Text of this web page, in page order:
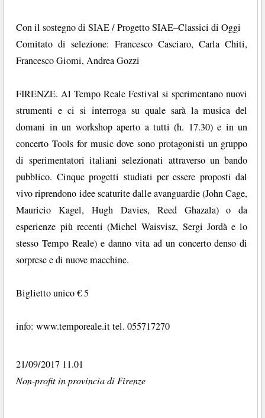
Con il sostegno di SIAE / Progetto SIAE–Classici di Oggi
Comitato di selezione: Francesco Casciaro, Carla Chiti,
Francesco Giomi, Andrea Gozzi
FIRENZE. Al Tempo Reale Festival si sperimentano nuovi
strumenti e ci si interroga su quale sarà la musica del
domani in un workshop aperto a tutti (h. 17.30) e in un
concerto Tools for music dove sono protagonisti un gruppo
di sperimentatori italiani selezionati attraverso un bando
pubblico. Cinque progetti studiati per essere proposti dal
vivo riprendono idee scaturite dalle avanguardie (John Cage,
Mauricio Kagel, Hugh Davies, Reed Ghazala) o da
esperienze più recenti (Michel Waisvisz, Sergi Jordà e lo
stesso Tempo Reale) e danno vita ad un concerto denso di
sorprese e di nuove macchine.
Biglietto unico € 5
info: www.temporeale.it tel. 055717270
21/09/2017 11.01
Non-profit in provincia di Firenze